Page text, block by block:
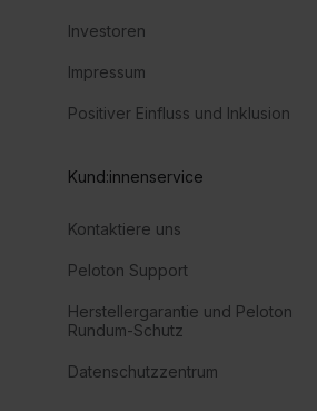
Investoren
Impressum
Positiver Einfluss und Inklusion
Kund:innenservice
Kontaktiere uns
Peloton Support
Herstellergarantie und Peloton
Rundum-Schutz
Datenschutzzentrum